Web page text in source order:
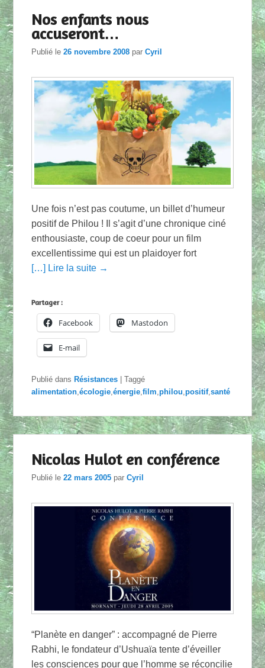
Nos enfants nous
accuseront…
Publié le26 novembre 2008 parCyril
Une fois n’est pas coutume, un billet d’humeur
positif de Philou ! Il s’agit d’une chronique ciné
enthousiaste, coup de coeur pour un film
excellentissime qui est un plaidoyer fort
[…] Lire la suite →
Partager :
Facebook Mastodon
E-mail
Publié dans Résistances |Taggé
alimentation ,écologie ,énergie ,film ,philou ,positif,santé
Nicolas Hulot en conférence
Publié le22 mars 2005 parCyril
“Planète en danger” : accompagné de Pierre
Rabhi, le fondateur d’Ushuaïa tente d’éveiller
les consciences pour que l’homme se réconcilie